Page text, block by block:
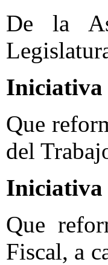
De la
Iniciativa
Que
del
Iniciativa
Que
Fiscal, a